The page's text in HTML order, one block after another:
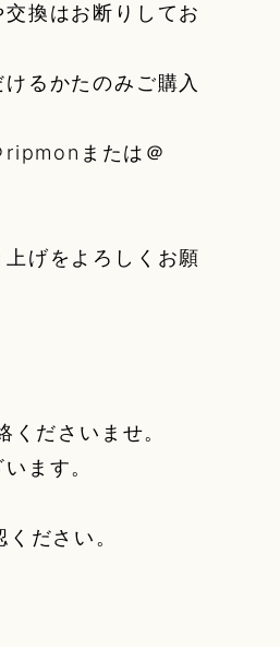
換はお断りしてお
るかたのみご購入
ripmonまたは＠
げをよろしくお願
ださいませ。
ます。
ださい。